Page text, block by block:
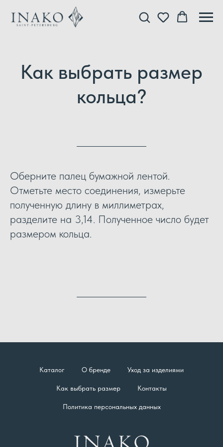
Как выбрать размер
кольца?
Оберните палец бумажной лентой.
Отметьте место соединения, измерьте
полученную длину в миллиметрах,
разделите на 3,14. Полученное число будет
размером кольца.
Каталог О бренде Уход за изделиями
Как выбрать размер Контакты
Политика персональных данных